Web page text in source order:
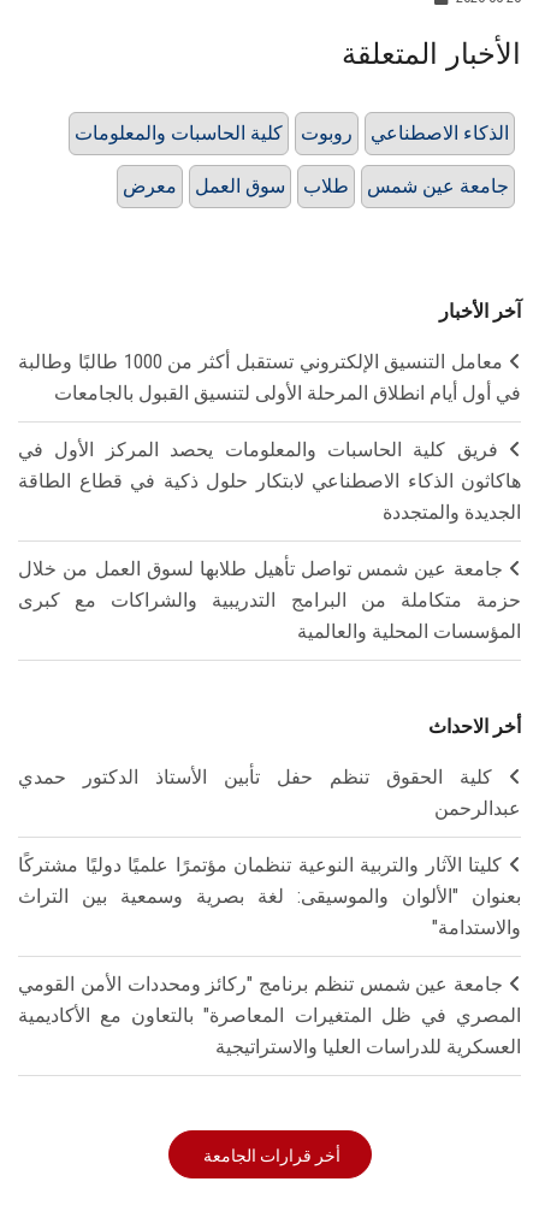
الأخبار المتعلقة
كلية الحاسبات والمعلومات روبوت الذكاء الاصطناعي
معرض سوق العمل طلاب جامعة عين شمس
آخر الأخبار
معامل التنسيق الإلكتروني تستقبل أكثر من 1000 طالبًا وطالبة
في أول أيام انطلاق المرحلة الأولى لتنسيق القبول بالجامعات
فريق كلية الحاسبات والمعلومات يحصد المركز الأول في
هاكاثون الذكاء الاصطناعي لابتكار حلول ذكية في قطاع الطاقة
الجديدة والمتجددة
جامعة عين شمس تواصل تأهيل طلابها لسوق العمل من خلال
حزمة متكاملة من البرامج التدريبية والشراكات مع كبرى
المؤسسات المحلية والعالمية
أخر الاحداث
كلية الحقوق تنظم حفل تأبين الأستاذ الدكتور حمدي
عبدالرحمن
كليتا الآثار والتربية النوعية تنظمان مؤتمرًا علميًا دوليًا مشتركًا
بعنوان "الألوان والموسيقى: لغة بصرية وسمعية بين التراث
والاستدامة"
جامعة عين شمس تنظم برنامج "ركائز ومحددات الأمن القومي
المصري في ظل المتغيرات المعاصرة" بالتعاون مع الأكاديمية
العسكرية للدراسات العليا والاستراتيجية
أخر قرارات الجامعة